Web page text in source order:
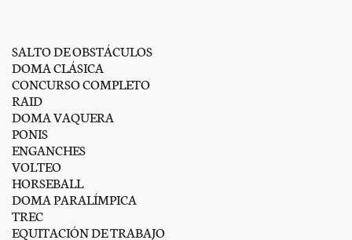
SALTO DE OBSTÁCULOS
DOMA CLÁSICA
CONCURSO COMPLETO
RAID
DOMA VAQUERA
PONIS
ENGANCHES
VOLTEO
HORSEBALL
DOMA PARALÍMPICA
TREC
EQUITACIÓN DE TRABAJO